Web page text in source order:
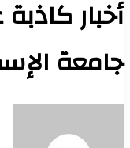
أخبار
جامعة